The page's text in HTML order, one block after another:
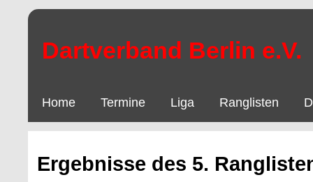
Dartverband Berlin e.V.
Home Termine Liga Ranglisten
Ergebnisse des 5.